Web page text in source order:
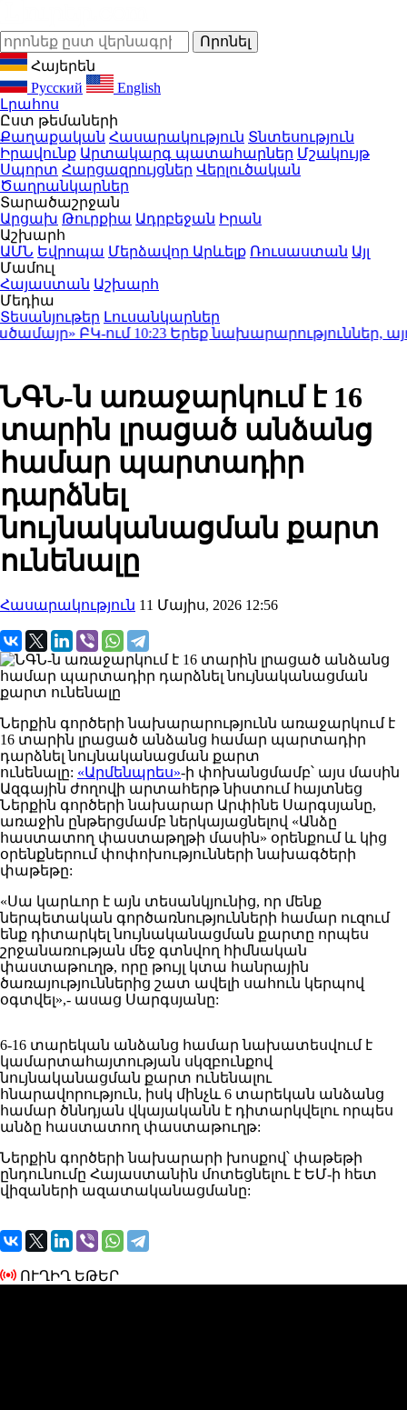
Հայերեն
Русский
English
Լրահոս
Ըստ թեմաների
Քաղաքական Հասարակություն Տնտեսություն
Իրավունք Արտակարգ պատահարներ Մշակույթ
Սպորտ Հարցազրույցներ Վերլուծական
Ծաղրանկարներ
Տարածաշրջան
Արցախ Թուրքիա Ադրբեջան Իրան
Աշխարհ
ԱՄՆ Եվրոպա Մերձավոր Արևելք Ռուսաստան Այլ
Մամուլ
Հայաստան Աշխարհ
Մեդիա
Տեսանյութեր Լուսանկարներ
ԲԿ-ում10:23Երեք նախարարություններ, այդ
ՆԳՆ-ն առաջարկում է 16
տարին լրացած անձանց
համար պարտադիր
դարձնել
նույնականացման քարտ
ունենալը
Հասարակություն 11 Մայիս, 2026 12:56
Ներքին գործերի նախարարությունն առաջարկում է
16 տարին լրացած անձանց համար պարտադիր
դարձնել նույնականացման քարտ
ունենալը: «Արմենպրես»-ի փոխանցմամբ՝ այս մասին
Ազգային ժողովի արտահերթ նիստում հայտնեց
Ներքին գործերի նախարար Արփինե Սարգսյանը,
առաջին ընթերցմամբ ներկայացնելով «Անձը
հաստատող փաստաթղթի մասին» օրենքում և կից
օրենքներում փոփոխությունների նախագծերի
փաթեթը:
«Սա կարևոր է այն տեսանկյունից, որ մենք
ներպետական գործառնությունների համար ուզում
ենք դիտարկել նույնականացման քարտը որպես
շրջանառության մեջ գտնվող հիմնական
փաստաթուղթ, որը թույլ կտա հանրային
ծառայություններից շատ ավելի սահուն կերպով
օգտվել»,- ասաց Սարգսյանը:
6-16 տարեկան անձանց համար նախատեսվում է
կամարտահայտության սկզբունքով
նույնականացման քարտ ունենալու
հնարավորություն, իսկ մինչև 6 տարեկան անձանց
համար ծննդյան վկայականն է դիտարկվելու որպես
անձը հաստատող փաստաթուղթ:
Ներքին գործերի նախարարի խոսքով՝ փաթեթի
ընդունումը Հայաստանին մոտեցնելու է ԵՄ-ի հետ
վիզաների ազատականացմանը:
ՈՒՂԻՂ ԵԹԵՐ